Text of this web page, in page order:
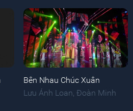
Bên Nhau Chúc Xuân
Lưu Ánh Loan Đoàn Minh